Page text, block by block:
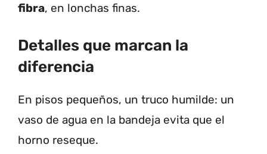
fibra, en lonchas finas.
Detalles que marcan la
diferencia
En pisos pequeños, un truco humilde: un
vaso de agua en la bandeja evita que el
horno reseque.